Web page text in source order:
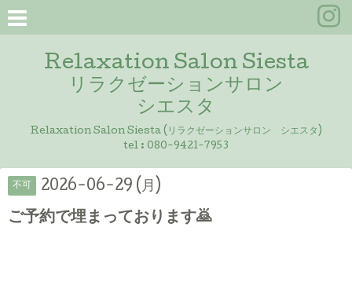
Relaxation Salon Siesta
リラクゼーションサロン
シエスタ
Relaxation Salon Siesta (リラクゼーションサロン シエスタ)
tel : 080-9421-7953
不可 2026-06-29 (月)
ご予約で埋まっております🙇